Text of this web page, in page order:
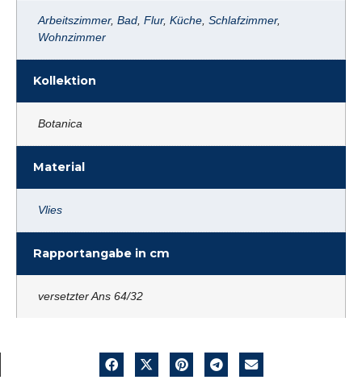
Arbeitszimmer, Bad Flur, Küche Schlafzimmer,
Wohnzimmer
Kollektion
Botanica
Material
Vlies
Rapportangabe in cm
versetzter Ans 64/32